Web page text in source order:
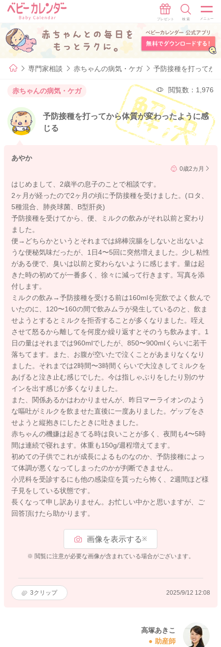
専門家相談 赤ちゃんの病気・ケガ 予防接種を打ってか
赤ちゃんの病気・ケガ 閲覧数：1,976
予防接種を打ってから体質が変わったように感
じる
あやか
0歳2カ月
はじめまして、2歳半の息子のことで相談です。
2ヶ月が経ったので2ヶ月の頃に予防接種を受けました。(ロタ、
5種混合、肺炎球菌、B型肝炎)
予防接種を受けてから、便、ミルクの飲みがそれ以前と変わり
ました。
便→どちらかというとそれまでは綿棒浣腸をしないと出ないよ
うな便秘気味だったが、1日4〜5回に突然増えました。少し粘性
がある便で、臭いは以前と変わらないように感じます。量は起
きた時の初めてが一番多く、徐々に減って行きます。写真を添
付します。
ミルクの飲み→予防接種を受ける前は160mlを完飲でよく飲んで
いたのに、120〜160の間で飲みムラが発生しているのと、飲ま
せようとするとミルクを拒否することが多くなりました。咥え
させて怒るから離してを何度か繰り返すとそのうち飲みます。1
日の量はそれまでは960mlでしたが、850〜900mlくらいに若干
落ちてます。また、お腹が空いたで泣くことがあまりなくなり
ました。それまでは2時間〜3時間くらいで大泣きしてミルクを
あげると泣き止む感じでした。今は指しゃぶりをしたり別のサ
インを出す感じが多くなりました。
また、関係あるかはわかりませんが、昨日マーライオンのよう
な嘔吐がミルクを飲ませた直後に一度ありました。ゲップをさ
せようと縦抱きにしたときに吐きました。
赤ちゃんの機嫌は起きてる時は良いことが多く、夜間も4〜5時
間は連続で寝れます。体重も150g/週程増えてます。
初めての子供でこれが成長によるものなのか、予防接種によっ
て体調が悪くなってしまったのかが判断できません。
小児科を受診するにも他の感染症を貰ったら怖く、2週間ほど様
子見をしている状態です。
長くなって申し訳ありません。お忙しい中かと思いますが、ご
回答頂けたら助かります。
画像を表示する※
※ 閲覧に注意が必要な画像が含まれている場合がございます。
3クリップ 2025/9/12 12:08
高塚あきこ
助産師